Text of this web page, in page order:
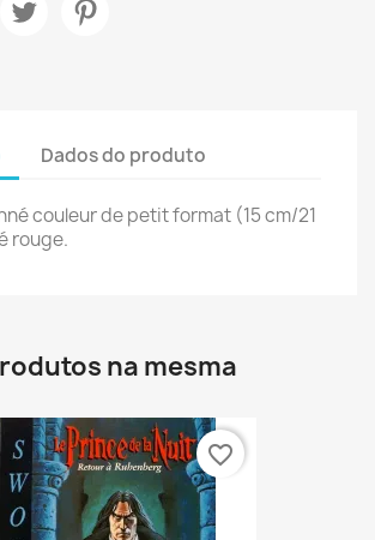
Dados do produto
couleur de petit format (15 cm/21
rouge.
na mesma
favorite_border